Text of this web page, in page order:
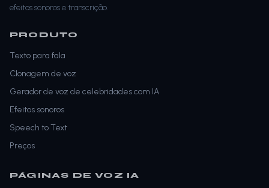
efeitos sonoros e transcrição.
PRODUTO
Texto para fala
Clonagem de voz
Gerador de voz de celebridades com IA
Efeitos sonoros
Speech to Text
Preços
PÁGINAS DE VOZ IA